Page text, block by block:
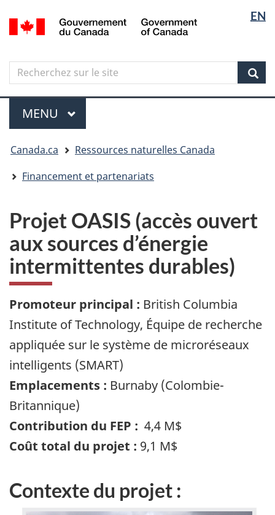
Aller
au
principal
Skip
to
government"
Passer
à
version
simplifiée
langue
EN
Canada
Search
Recherchez
sur
le
site
Menu
MENU PRINCIPAL
êtes
ici
Canada.ca
Ressources naturelles Canada
Financement et partenariats
Projet OASIS (accès ouvert
aux sources d’énergie
intermittentes durables)
Promoteur principal : British Columbia
Institute of Technology, Équipe de recherche
appliquée sur le système de microréseaux
intelligents (SMART)
Emplacements : Burnaby (Colombie-
Britannique)
Contribution du FEP : 4,4 M$
Coût total du projet : 9,1 M$
Contexte du projet :